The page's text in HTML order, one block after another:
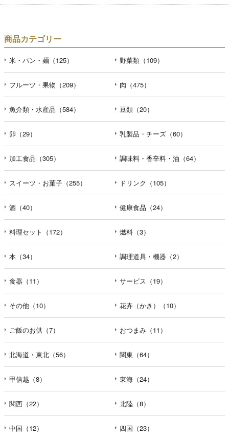
商品カテゴリー
米・パン・麺（125） 野菜類（109）
フルーツ・果物（209） 肉（475）
魚介類・水産品（584） 豆類（20）
卵（29） 乳製品・チーズ（60）
加工食品（305） 調味料・香辛料・油（64）
スイーツ・お菓子（255） ドリンク（105）
酒（40） 健康食品（24）
料理セット（172） 燃料（3）
本（34） 調理道具・機器（2）
食器（11） サービス（19）
その他（10） 花卉（かき）（10）
ご飯のお供（7） おつまみ（11）
北海道・東北（56） 関東（64）
甲信越（8） 東海（24）
関西（22） 北陸（8）
中国（12） 四国（23）